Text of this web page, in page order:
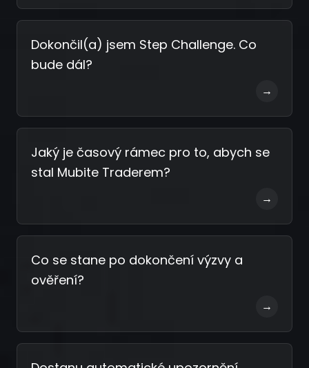
Dokončil(a) jsem Step Challenge. Co
bude dál?
→
Jaký je časový rámec pro to, abych se
stal Mubite Traderem?
→
Co se stane po dokončení výzvy a
ověření?
→